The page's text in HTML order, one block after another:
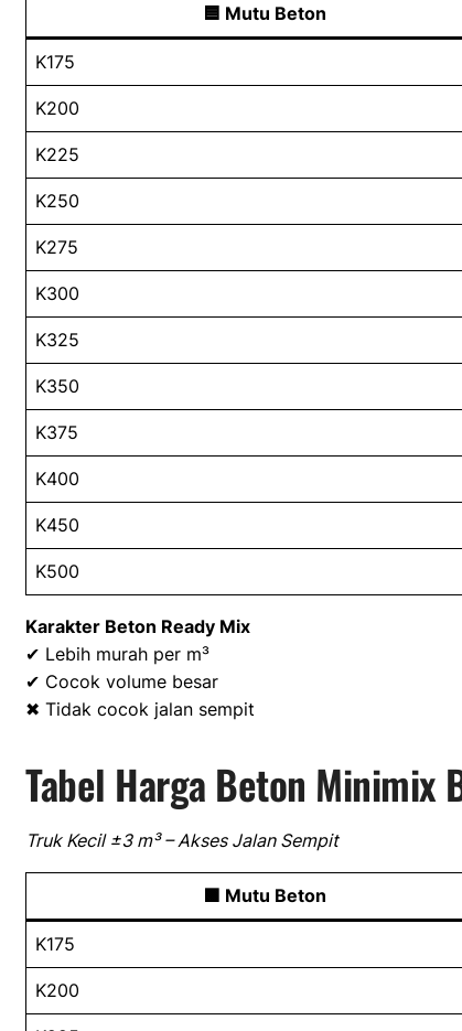
🟦 Mutu Beton
K175
K200
K225
K250
K275
K300
K325
K350
K375
K400
K450
K500
Karakter Beton Ready Mix
✔ Lebih murah per m³
✔ Cocok volume besar
✖ Tidak cocok jalan sempit
Tabel Harga Beton Minimix
Truk Kecil ±3 m³ – Akses Jalan Sempit
🟩 Mutu Beton
K175
K200